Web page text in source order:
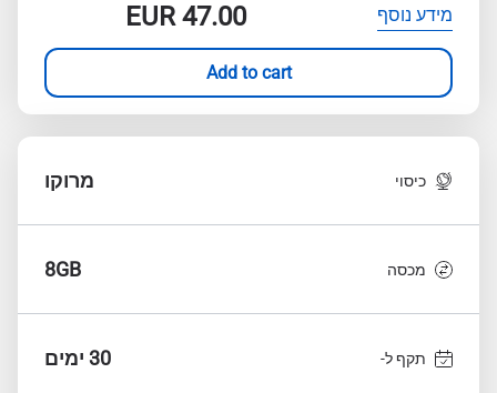
מידע נוסף EUR47.00
Add to cart
כיסוי מרוקו
מכסה 8GB
תקף ל- 30 ימים